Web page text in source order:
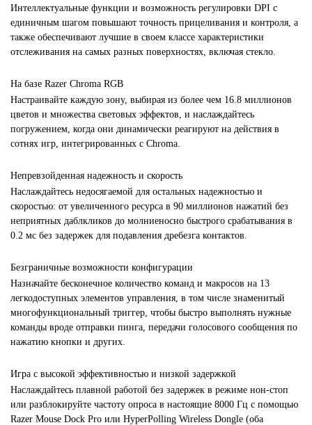
Интеллектуальные функции и возможность регулировки DPI с
единичным шагом повышают точность прицеливания и контроля, а
также обеспечивают лучшие в своем классе характеристики
отслеживания на самых разных поверхностях, включая стекло.
На базе Razer Chroma RGB
Настраивайте каждую зону, выбирая из более чем 16.8 миллионов
цветов и множества световых эффектов, и наслаждайтесь
погружением, когда они динамически реагируют на действия в
сотнях игр, интегрированных с Chroma.
Непревзойденная надежность и скорость
Наслаждайтесь недосягаемой для остальных надежностью и
скоростью: от увеличенного ресурса в 90 миллионов нажатий без
неприятных даблкликов до молниеносно быстрого срабатывания в
0.2 мс без задержек для подавления дребезга контактов.
Безграничные возможности конфигурации
Назначайте бесконечное количество команд и макросов на 13
легкодоступных элементов управления, в том числе знаменитый
многофункциональный триггер, чтобы быстро выполнять нужные
команды вроде отправки пинга, передачи голосового сообщения по
нажатию кнопки и других.
Игра с высокой эффективностью и низкой задержкой
Наслаждайтесь плавной работой без задержек в режиме нон-стоп
или разблокируйте частоту опроса в настоящие 8000 Гц с помощью
Razer Mouse Dock Pro или HyperPolling Wireless Dongle (оба